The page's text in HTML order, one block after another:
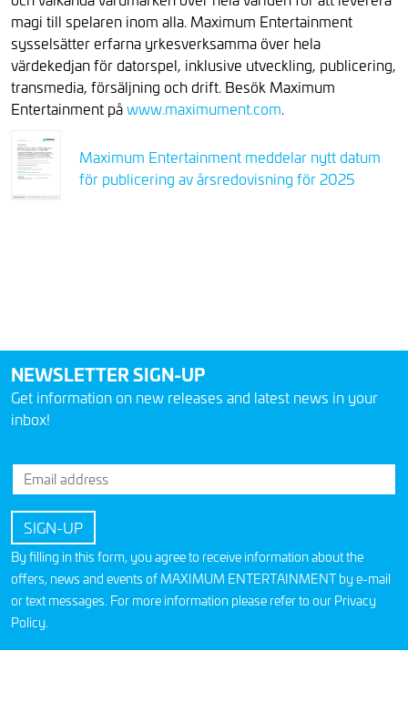
magi till spelaren inom alla. Maximum Entertainment
sysselsätter erfarna yrkesverksamma över hela
värdekedjan för datorspel, inklusive utveckling, publicering,
transmedia, försäljning och drift. Besök Maximum
Entertainment påwww.maximument.com.
Maximum Entertainment meddelar nytt datum
för publicering av årsredovisning för 2025
NEWSLETTER SIGN-UP
Get information on new releases and latest news in your
inbox!
By filling in this form, you agree to receive information about the
offers, news and events of MAXIMUM ENTERTAINMENT by e-mail
or text messages. For more information please refer to our Privacy
Policy.